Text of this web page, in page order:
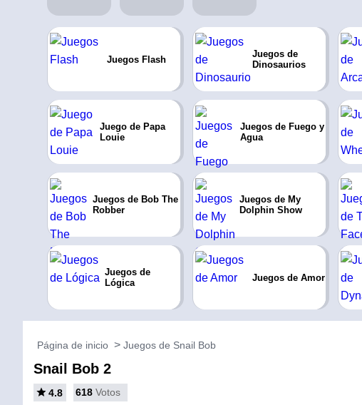
Juegos Flash
Juegos de
Dinosaurios
Juego de Papa
Louie
Juegos de Fuego y
Agua
Juegos de Bob The
Robber
Juegos de My
Dolphin Show
Juegos de
Lógica
Juegos de Amor
Página de inicio Juegos de Snail Bob
Snail Bob 2
4.8 618 Votos